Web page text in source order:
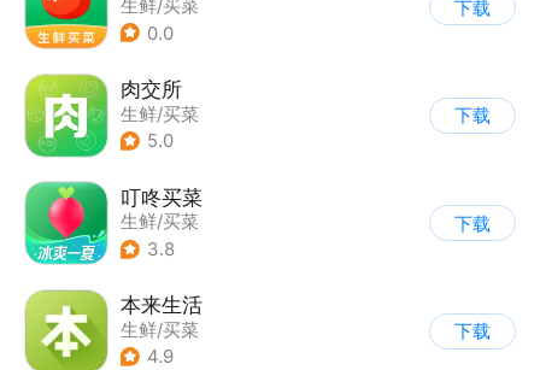
生鲜/买菜
0.0
下载
肉交所
生鲜/买菜
5.0
下载
叮咚买菜
生鲜/买菜
3.8
下载
本来生活
生鲜/买菜
4.9
下载